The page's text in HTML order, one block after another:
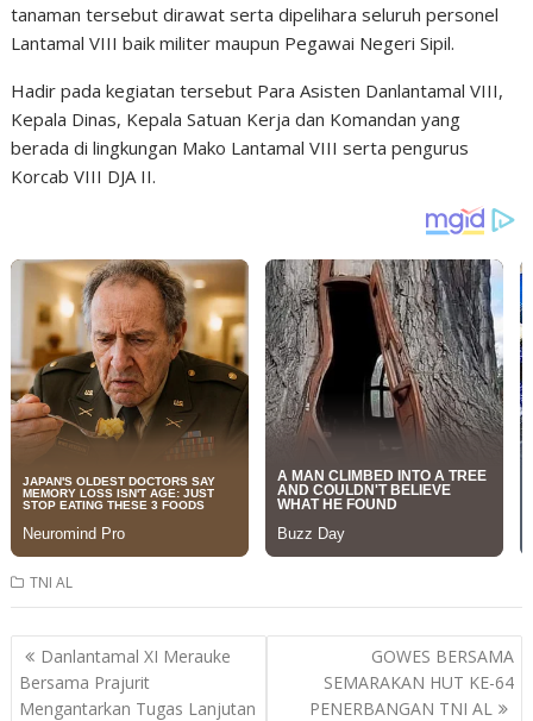
tanaman tersebut dirawat serta dipelihara seluruh personel
Lantamal VIII baik militer maupun Pegawai Negeri Sipil.
Hadir pada kegiatan tersebut Para Asisten Danlantamal VIII,
Kepala Dinas, Kepala Satuan Kerja dan Komandan yang
berada di lingkungan Mako Lantamal VIII serta pengurus
Korcab VIII DJA II.
TNI AL
Post
navigation
Danlantamal XI Merauke
Bersama Prajurit
Mengantarkan Tugas Lanjutan
GOWES BERSAMA
SEMARAKAN HUT KE-64
PENERBANGAN TNI AL